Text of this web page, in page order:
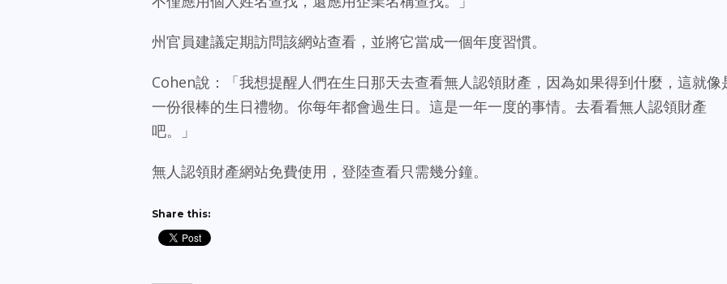
州官員建議定期訪問該網站查看，並將它當成一個年度習慣。
Cohen說：「我想提醒人們在生日那天去查看無人認領財產，因為如果得到什麼，這就像
一份很棒的生日禮物。你每年都會過生日。這是一年一度的事情。去看看無人認領財產
吧。」
無人認領財產網站免費使用，登陸查看只需幾分鐘。
Share this: